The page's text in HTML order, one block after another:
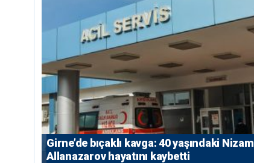
Girne’de bıçaklı kavga: 40 yaşındaki Nizam
Allanazarov hayatını kaybetti